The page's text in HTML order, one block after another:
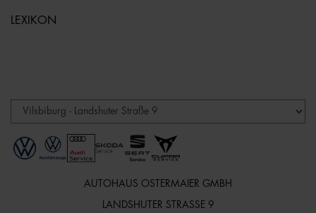
LEXIKON
AUTOHAUS OSTERMAIER GMBH
LANDSHUTER STRASSE 9